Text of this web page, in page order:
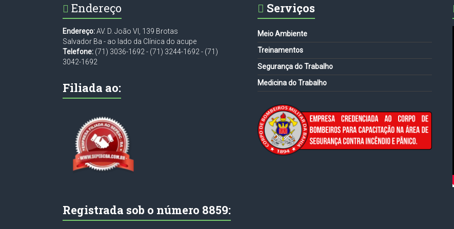
Endereço
Endereço:AV. D. João VI, 139 Brotas
Salvador Ba - ao lado da Clínica do acupe
Telefone: (71) 3036-1692 - (71) 3244-1692 - (71)
3042-1692
Filiada ao:
Registrada sob o número 8859:
Serviços
Meio Ambiente
Treinamentos
Segurança do Trabalho
Medicina do Trabalho